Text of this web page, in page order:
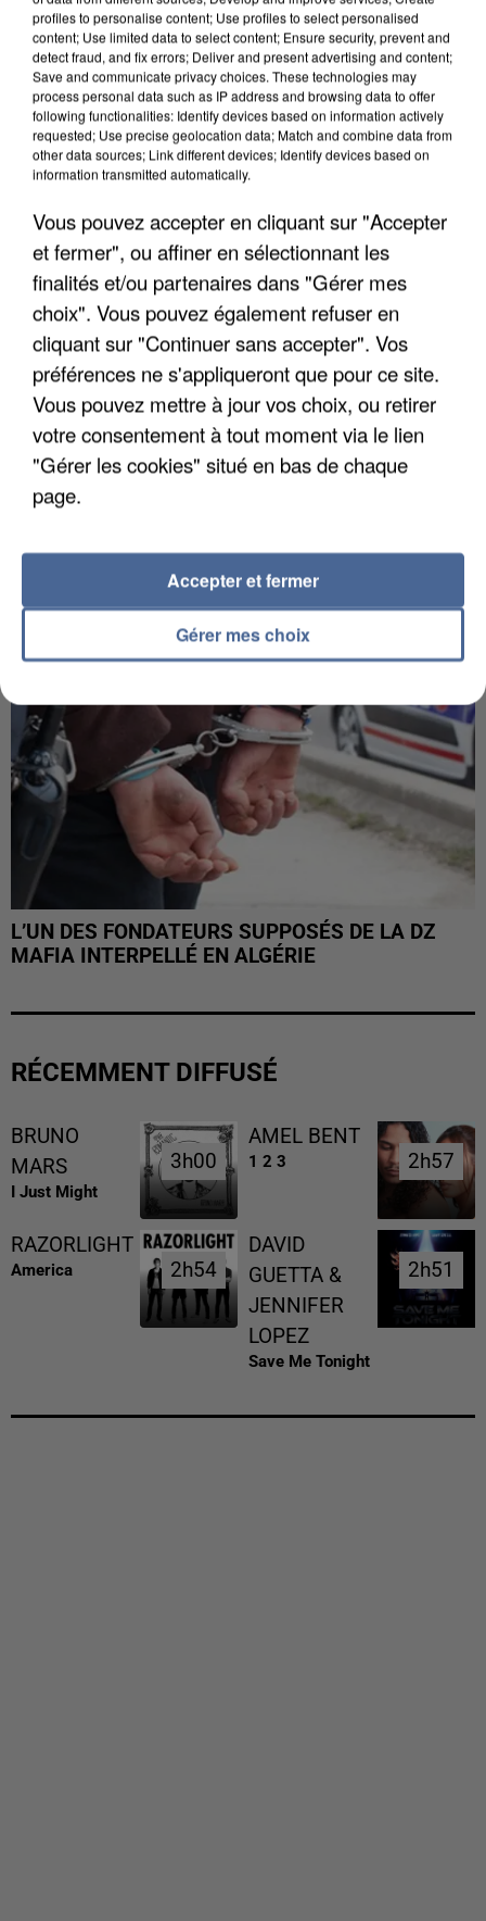
INCENDIES : L’ÎLE-DE-FRANCE LANCE UN ÉLAN
DE SOLIDARITÉ AVEC LES...
APRÈS TOUTES CES CANICULES, LES REFUGES
L’UN DES FONDATEURS SUPPOSÉS DE LA DZ
MAFIA INTERPELLÉ EN ALGÉRIE
RÉCEMMENT DIFFUSÉ
BRUNO
MARS
I Just Might
3h00
3h00
AMEL BENT
1 2 3 2h57
2h57
RAZORLIGHT
America 2h54
2h54
DAVID
GUETTA &
JENNIFER
LOPEZ
Save Me Tonight
2h51
2h51
profiles to personalise content; Use profiles to select personalised
content; Use limited data to select content; Ensure security, prevent and
detect fraud, and fix errors; Deliver and present advertising and content;
Save and communicate privacy choices. These technologies may
process personal data such as IP address and browsing data to offer
following functionalities: Identify devices based on information actively
requested; Use precise geolocation data; Match and combine data from
other data sources; Link different devices; Identify devices based on
information transmitted automatically.
Vous pouvez accepter en cliquant sur "Accepter
et fermer", ou affiner en sélectionnant les
finalités et/ou partenaires dans "Gérer mes
choix". Vous pouvez également refuser en
cliquant sur "Continuer sans accepter". Vos
préférences ne s'appliqueront que pour ce site.
Vous pouvez mettre à jour vos choix, ou retirer
votre consentement à tout moment via le lien
"Gérer les cookies" situé en bas de chaque
page.
Gérer mes choix
Accepter et fermer